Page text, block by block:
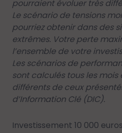
pourraient évoluer très
Le scénario de tensions
pourriez obtenir dans des
extrêmes. Votre perte
l’ensemble de votre
Les scénarios de
sont calculés tous les
différents de ceux
d’Information Clé (DIC).
Investissement 10 000 euros